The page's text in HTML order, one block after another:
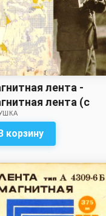
лента -
лента (с
корзину